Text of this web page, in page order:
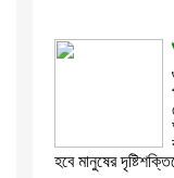
হবে মানুষের